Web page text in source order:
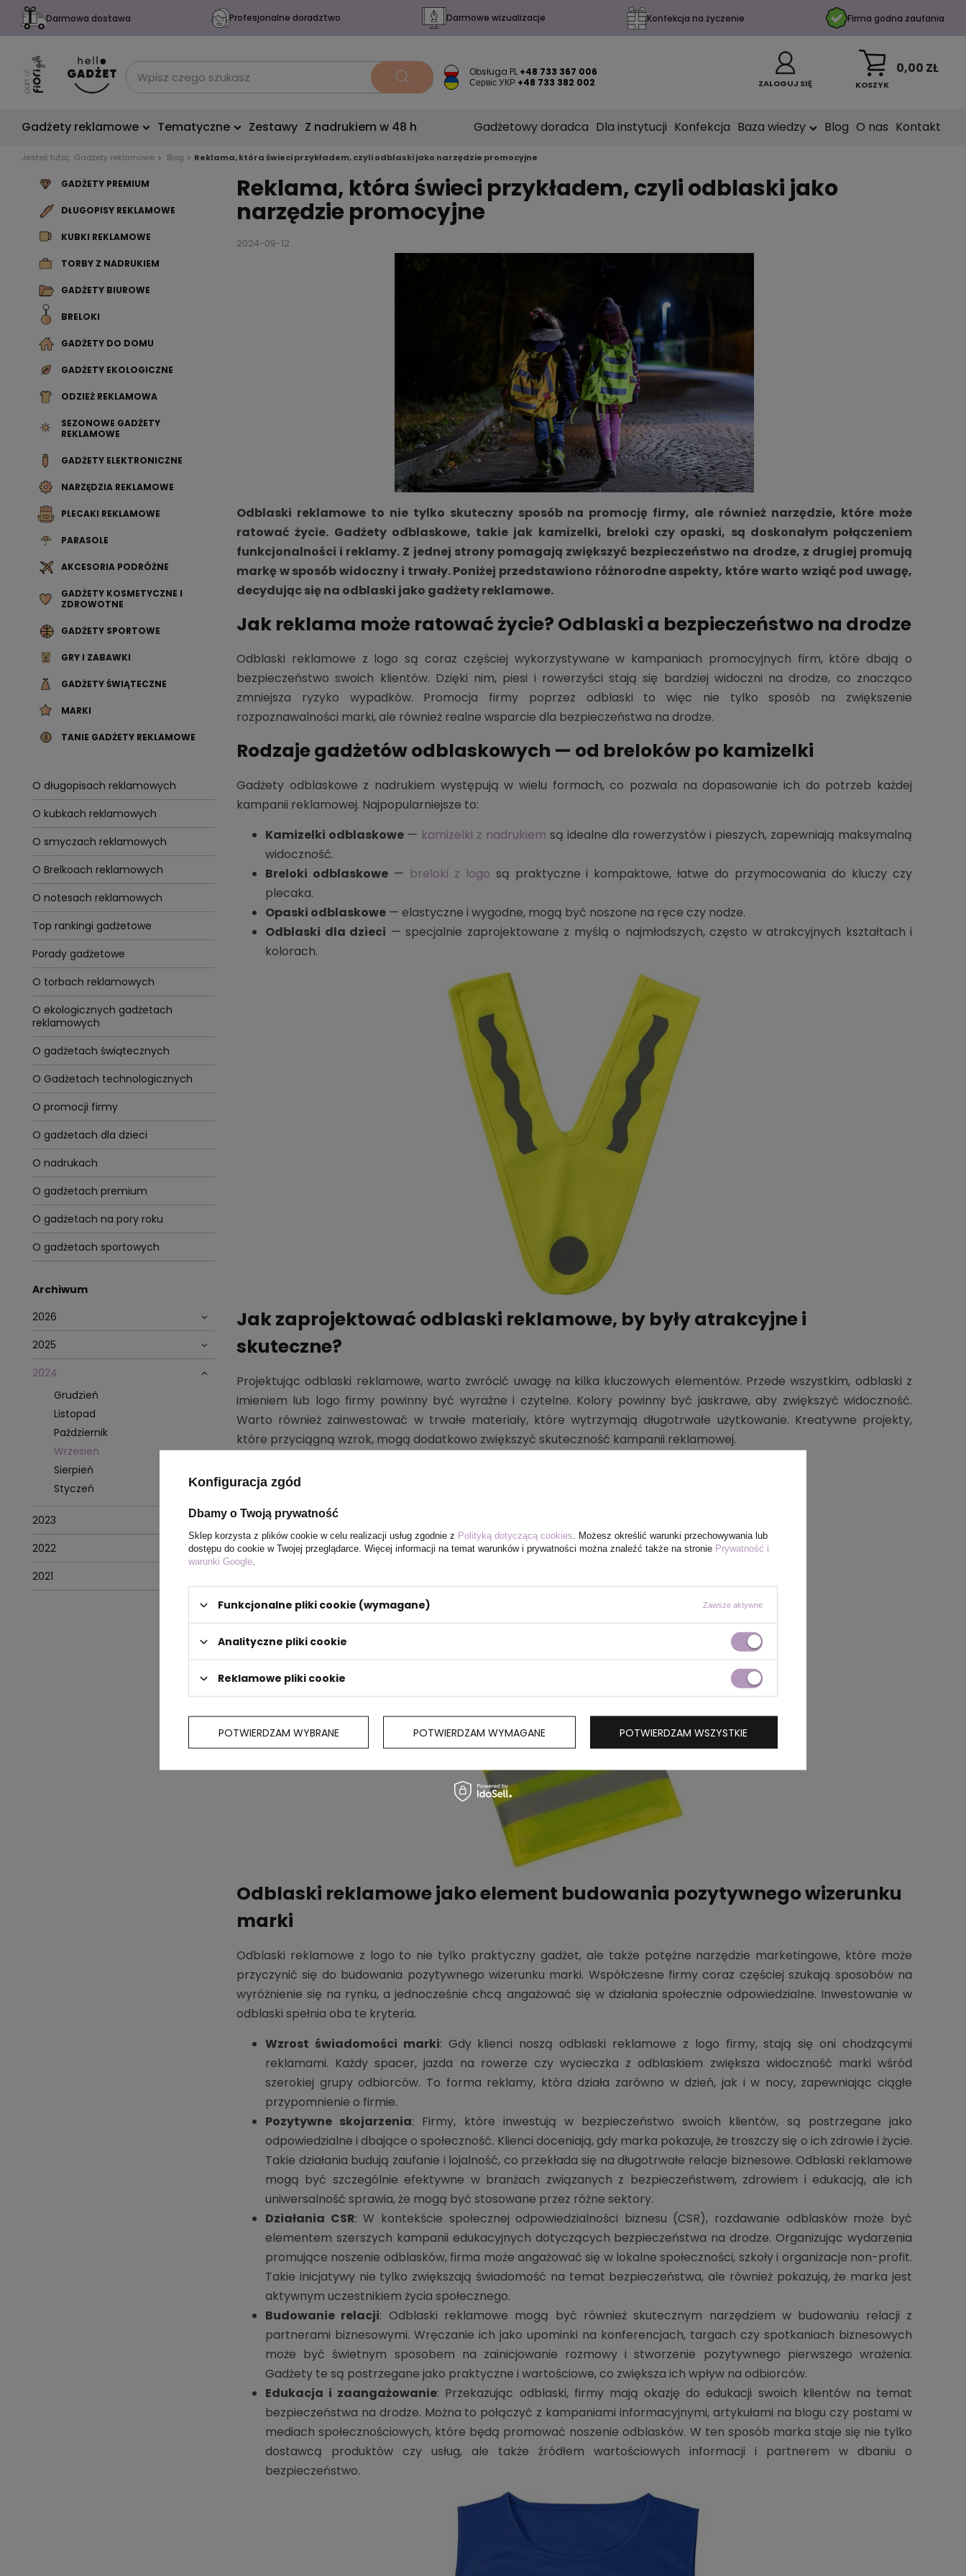
Darmowa dostawa Profesjonalne doradztwo Darmowe wizualizacje Konfekcja na życzenie Firma godna zaufania
Obsługa PL +48 733 367 006
Сервіс УКР +48 733 382 002 ZALOGUJ SIĘ KOSZYK
0,00 ZŁ
Gadżety reklamowe Tematyczne Zestawy Z nadrukiem w 48 h Gadżetowy doradca Dla instytucji Konfekcja Baza wiedzy Blog O nas Kontakt
Jesteś tutaj: Gadżety reklamowe Blog Reklama, która świeci przykładem, czyli odblaski jako narzędzie promocyjne
GADŻETY PREMIUM
DŁUGOPISY REKLAMOWE
KUBKI REKLAMOWE
TORBY Z NADRUKIEM
GADŻETY BIUROWE
BRELOKI
GADŻETY DO DOMU
GADŻETY EKOLOGICZNE
ODZIEŻ REKLAMOWA
SEZONOWE GADŻETY
REKLAMOWE
GADŻETY ELEKTRONICZNE
NARZĘDZIA REKLAMOWE
PLECAKI REKLAMOWE
PARASOLE
AKCESORIA PODRÓŻNE
GADŻETY KOSMETYCZNE I
ZDROWOTNE
GADŻETY SPORTOWE
GRY I ZABAWKI
GADŻETY ŚWIĄTECZNE
MARKI
TANIE GADŻETY REKLAMOWE
O długopisach reklamowych
O kubkach reklamowych
O smyczach reklamowych
O Brelkoach reklamowych
O notesach reklamowych
Top rankingi gadżetowe
Porady gadżetowe
O torbach reklamowych
O ekologicznych gadżetach
reklamowych
O gadżetach świątecznych
O Gadżetach technologicznych
O promocji firmy
O gadżetach dla dzieci
O nadrukach
O gadżetach premium
O gadżetach na pory roku
O gadżetach sportowych
Archiwum
2026
2025
2024
Grudzień
Listopad
Październik
Wrzesień
Sierpień
Styczeń
2023
2022
2021
Reklama, która świeci przykładem, czyli odblaski jako
narzędzie promocyjne
2024-09-12
Odblaski reklamowe to nie tylko skuteczny sposób na promocję firmy, ale również narzędzie, które może
ratować życie. Gadżety odblaskowe, takie jak kamizelki, breloki czy opaski, są doskonałym połączeniem
funkcjonalności i reklamy. Z jednej strony pomagają zwiększyć bezpieczeństwo na drodze, z drugiej promują
markę w sposób widoczny i trwały. Poniżej przedstawiono różnorodne aspekty, które warto wziąć pod uwagę,
decydując się na odblaski jako gadżety reklamowe.
Jak reklama może ratować życie? Odblaski a bezpieczeństwo na drodze
Odblaski reklamowe z logo są coraz częściej wykorzystywane w kampaniach promocyjnych firm, które dbają o
bezpieczeństwo swoich klientów. Dzięki nim, piesi i rowerzyści stają się bardziej widoczni na drodze, co znacząco
zmniejsza ryzyko wypadków. Promocja firmy poprzez odblaski to więc nie tylko sposób na zwiększenie
rozpoznawalności marki, ale również realne wsparcie dla bezpieczeństwa na drodze.
Rodzaje gadżetów odblaskowych — od breloków po kamizelki
Gadżety odblaskowe z nadrukiem występują w wielu formach, co pozwala na dopasowanie ich do potrzeb każdej
kampanii reklamowej. Najpopularniejsze to:
Kamizelki odblaskowe — kamizelki z nadrukiem są idealne dla rowerzystów i pieszych, zapewniają maksymalną
widoczność.
Breloki odblaskowe— breloki z logo są praktyczne i kompaktowe, łatwe do przymocowania do kluczy czy
plecaka.
Opaski odblaskowe — elastyczne i wygodne, mogą być noszone na ręce czy nodze.
Odblaski dla dzieci — specjalnie zaprojektowane z myślą o najmłodszych, często w atrakcyjnych kształtach i
kolorach.
Jak zaprojektować odblaski reklamowe, by były atrakcyjne i
skuteczne?
Projektując odblaski reklamowe, warto zwrócić uwagę na kilka kluczowych elementów. Przede wszystkim, odblaski z
imieniem lub logo firmy powinny być wyraźne i czytelne. Kolory powinny być jaskrawe, aby zwiększyć widoczność.
Warto również zainwestować w trwałe materiały, które wytrzymają długotrwałe użytkowanie. Kreatywne projekty,
które przyciągną wzrok, mogą dodatkowo zwiększyć skuteczność kampanii reklamowej.
Odblaski reklamowe jako element budowania pozytywnego wizerunku
marki
Odblaski reklamowe z logo to nie tylko praktyczny gadżet, ale także potężne narzędzie marketingowe, które może
przyczynić się do budowania pozytywnego wizerunku marki. Współczesne firmy coraz częściej szukają sposobów na
wyróżnienie się na rynku, a jednocześnie chcą angażować się w działania społecznie odpowiedzialne. Inwestowanie w
odblaski spełnia oba te kryteria.
Wzrost świadomości marki: Gdy klienci noszą odblaski reklamowe z logo firmy, stają się oni chodzącymi
reklamami. Każdy spacer, jazda na rowerze czy wycieczka z odblaskiem zwiększa widoczność marki wśród
szerokiej grupy odbiorców. To forma reklamy, która działa zarówno w dzień, jak i w nocy, zapewniając ciągłe
przypomnienie o firmie.
Pozytywne skojarzenia: Firmy, które inwestują w bezpieczeństwo swoich klientów, są postrzegane jako
odpowiedzialne i dbające o społeczność. Klienci doceniają, gdy marka pokazuje, że troszczy się o ich zdrowie i życie.
Takie działania budują zaufanie i lojalność, co przekłada się na długotrwałe relacje biznesowe. Odblaski reklamowe
mogą być szczególnie efektywne w branżach związanych z bezpieczeństwem, zdrowiem i edukacją, ale ich
uniwersalność sprawia, że mogą być stosowane przez różne sektory.
Działania CSR: W kontekście społecznej odpowiedzialności biznesu (CSR), rozdawanie odblasków może być
elementem szerszych kampanii edukacyjnych dotyczących bezpieczeństwa na drodze. Organizując wydarzenia
promujące noszenie odblasków, firma może angażować się w lokalne społeczności, szkoły i organizacje non-profit.
Takie inicjatywy nie tylko zwiększają świadomość na temat bezpieczeństwa, ale również pokazują, że marka jest
aktywnym uczestnikiem życia społecznego.
Budowanie relacji: Odblaski reklamowe mogą być również skutecznym narzędziem w budowaniu relacji z
partnerami biznesowymi. Wręczanie ich jako upominki na konferencjach, targach czy spotkaniach biznesowych
może być świetnym sposobem na zainicjowanie rozmowy i stworzenie pozytywnego pierwszego wrażenia.
Gadżety te są postrzegane jako praktyczne i wartościowe, co zwiększa ich wpływ na odbiorców.
Edukacja i zaangażowanie: Przekazując odblaski, firmy mają okazję do edukacji swoich klientów na temat
bezpieczeństwa na drodze. Można to połączyć z kampaniami informacyjnymi, artykułami na blogu czy postami w
mediach społecznościowych, które będą promować noszenie odblasków. W ten sposób marka staje się nie tylko
dostawcą produktów czy usług, ale także źródłem wartościowych informacji i partnerem w dbaniu o
bezpieczeństwo.
Konfiguracja zgód
Dbamy o Twoją prywatność
Sklep korzysta z plików cookie w celu realizacji usług zgodnie z Polityką dotyczącą cookies . Możesz określić warunki przechowywania lub
dostępu do cookie w Twojej przeglądarce. Więcej informacji na temat warunków i prywatności można znaleźć także na stronie Prywatność i
warunki Google
Funkcjonalne pliki cookie (wymagane) Zawsze aktywne
Analityczne pliki cookie
Reklamowe pliki cookie
POTWIERDZAM WYBRANE POTWIERDZAM WYMAGANE POTWIERDZAM WSZYSTKIE